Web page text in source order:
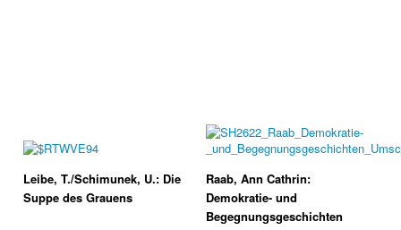
Leibe, T./Schimunek, U.: Die
Suppe des Grauens
Raab, Ann Cathrin:
Demokratie- und
Begegnungsgeschichten